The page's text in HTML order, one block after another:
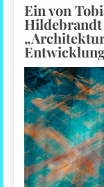
Ein von
Hildebrandt